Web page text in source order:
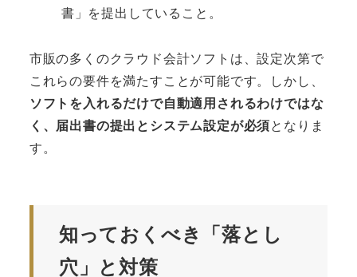
書」を提出していること。
市販の多くのクラウド会計ソフトは、設定次第で
これらの要件を満たすことが可能です。しかし、
ソフトを入れるだけで自動適用されるわけではな
く、届出書の提出とシステム設定が必須となりま
す。
知っておくべき「落とし
穴」と対策